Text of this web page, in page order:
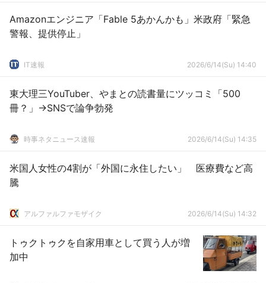
Amazonエンジニア「Fable 5あかんかも」米政府「緊急
警報、提供停止」
IT速報 2026/6/14(Su) 14:40
東大理三YouTuber、やまとの読書量にツッコミ「500
冊？」→SNSで論争勃発
時事ネタニュース速報 2026/6/14(Su) 14:35
米国人女性の4割が「外国に永住したい」 医療費など高
騰
アルファルファモザイク 2026/6/14(Su) 14:32
トゥクトゥクを自家用車として買う人が増
加中